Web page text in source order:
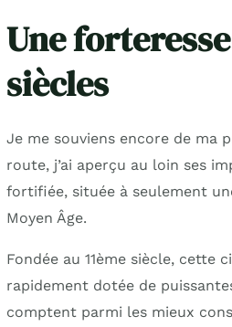
Une
siècles
Je me souviens encore de ma
route, j’ai aperçu au loin ses
fortifiée, située à seulement
Moyen Âge.
Fondée au 11ème siècle, cette
rapidement dotée de
comptent parmi les mieux